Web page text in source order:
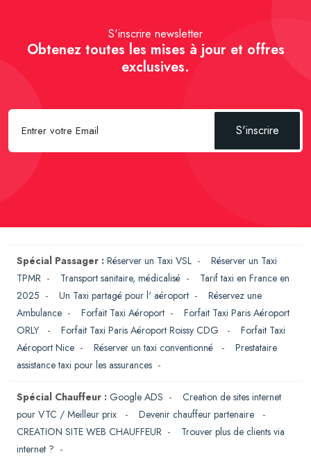
S'inscrire newsletter
Obtenez toutes les mises à jour et offres
exclusives.
S'inscrire
Spécial Passager : Réserver un Taxi VSL - Réserver un Taxi
TPMR - Transport sanitaire, médicalisé - Tarif taxi en France en
2025 - Un Taxi partagé pour l' aéroport - Réservez une
Ambulance - Forfait Taxi Aéroport - Forfait Taxi Paris Aéroport
ORLY
- Forfait Taxi Paris Aéroport Roissy CDG - Forfait Taxi
Aéroport Nice - Réserver un taxi conventionné - Prestataire
assistance taxi pour les assurances -
Spécial Chauffeur : Google ADS - Creation de sites internet
pour VTC / Meilleur prix
- Devenir chauffeur partenaire
-
CREATION SITE WEB CHAUFFEUR - Trouver plus de clients via
internet ? -